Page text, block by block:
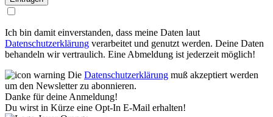
Ich bin damit einverstanden, dass meine Daten laut
Datenschutzerklärung verarbeitet und genutzt werden. Deine Daten
behandeln wir vertraulich. Eine Abmeldung ist jederzeit möglich!
Die Datenschutzerklärung muß akzeptiert werden
um den Newsletter zu abonnieren.
Danke für deine Anmeldung!
Du wirst in Kürze eine Opt-In E-Mail erhalten!